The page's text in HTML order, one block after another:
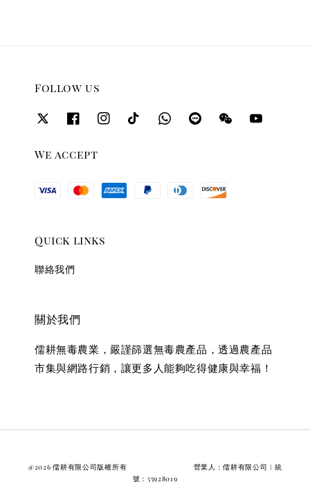
Follow us
We accept
Quick links
聯絡我們
關於我們
儒耕無毒農業，嚴謹篩選無毒農產品，透過農產品
市集與網路行銷，讓更多人能夠吃得健康與幸福！
@2026 儒耕有限公司版權所有 營業人：儒耕有限公司︱統
號：55928019